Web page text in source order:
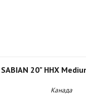
20" HHX
Канада